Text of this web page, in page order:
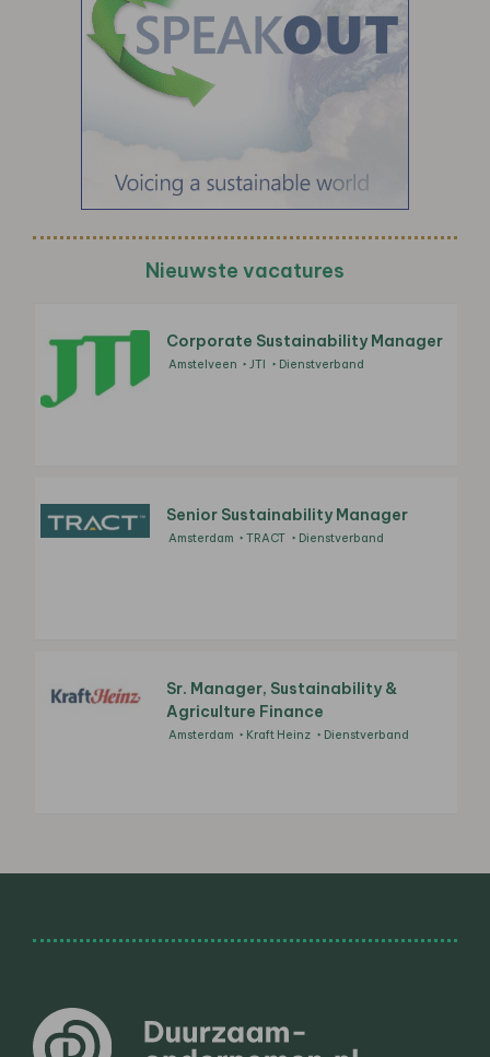
Nieuwste vacatures
Corporate Sustainability Manager
Amstelveen JTI Dienstverband
Senior Sustainability Manager
Amsterdam TRACT Dienstverband
Sr. Manager, Sustainability &
Agriculture Finance
Amsterdam Kraft Heinz Dienstverband